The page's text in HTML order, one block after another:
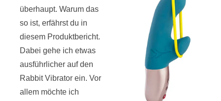
überhaupt. Warum das
so ist, erfährst du in
diesem Produktbericht.
Dabei gehe ich etwas
ausführlicher auf den
Rabbit Vibrator ein. Vor
allem möchte ich